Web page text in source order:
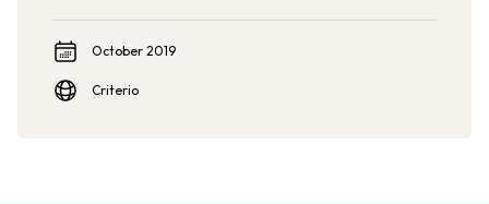
October 2019
Criterio